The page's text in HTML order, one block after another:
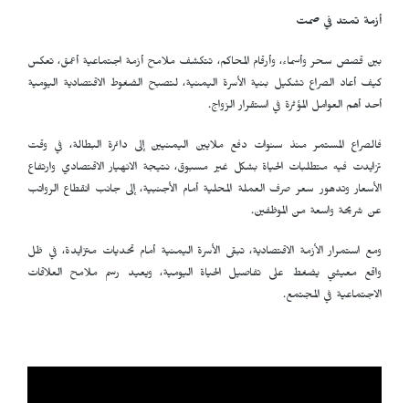
أزمة تمتد في صمت
بين قصص سحر وأسماء، وأرقام المحاكم، تتكشف ملامح أزمة اجتماعية أعمق، تعكس
كيف أعاد الصراع تشكيل بنية الأسرة اليمنية، لتصبح الضغوط الاقتصادية اليومية
أحد أهم العوامل المؤثرة في استقرار الزواج.
فالصراع المستمر منذ سنوات دفع ملايين اليمنيين إلى دائرة البطالة، في وقت
تزايدت فيه متطلبات الحياة بشكل غير مسبوق، نتيجة الانهيار الاقتصادي وارتفاع
الأسعار وتدهور سعر صرف العملة المحلية أمام الأجنبية، إلى جانب انقطاع الرواتب
عن شريحة واسعة من الموظفين.
ومع استمرار الأزمة الاقتصادية، تبقى الأسرة اليمنية أمام تحديات متزايدة، في ظل
واقع معيشي يضغط على تفاصيل الحياة اليومية، ويعيد رسم ملامح العلاقات
الاجتماعية في المجتمع.